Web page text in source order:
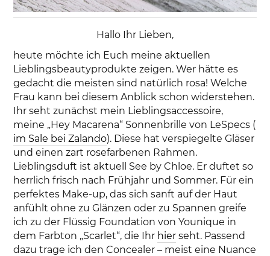
Hallo Ihr Lieben,
heute möchte ich Euch meine aktuellen
Lieblingsbeautyprodukte zeigen. Wer hätte es
gedacht die meisten sind natürlich rosa! Welche
Frau kann bei diesem Anblick schon widerstehen.
Ihr seht zunächst mein Lieblingsaccessoire,
meine „Hey Macarena“ Sonnenbrille von LeSpecs (
im Sale bei Zalando). Diese hat verspiegelte Gläser
und einen zart rosefarbenen Rahmen.
Lieblingsduft ist aktuell See by Chloe. Er duftet so
herrlich frisch nach Frühjahr und Sommer. Für ein
perfektes Make-up, das sich sanft auf der Haut
anfühlt ohne zu Glänzen oder zu Spannen greife
ich zu der Flüssig Foundation von Younique in
dem Farbton „Scarlet“, die Ihr hier seht. Passend
dazu trage ich den Concealer – meist eine Nuance